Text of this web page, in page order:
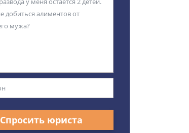
Спросить юриста